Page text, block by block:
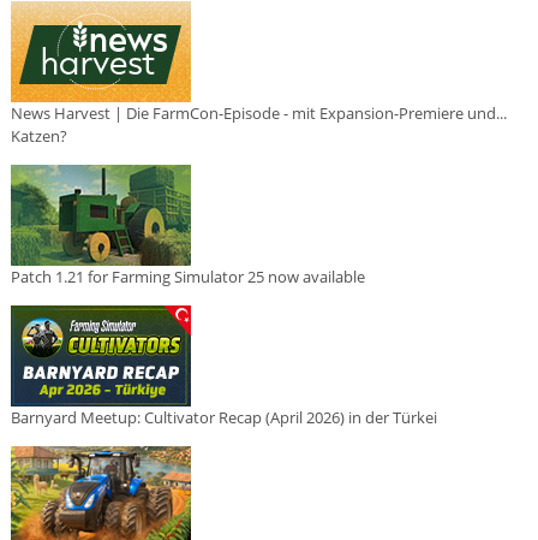
News Harvest | Die FarmCon-Episode - mit Expansion-Premiere und...
Katzen?
Patch 1.21 for Farming Simulator 25 now available
Barnyard Meetup: Cultivator Recap (April 2026) in der Türkei